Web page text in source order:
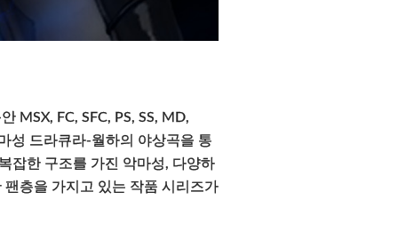
MSX, FC, SFC, PS, SS, MD,
성 드라큐라-월하의 야상곡을 통
잡한 구조를 가진 악마성, 다양하
층을 가지고 있는 작품 시리즈가